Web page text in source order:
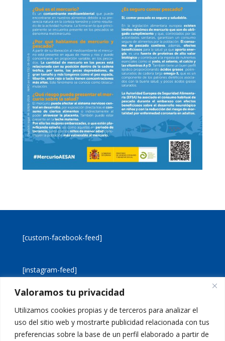
Valoramos tu privacidad
Utilizamos cookies propias y de terceros para analizar el
uso del sitio web y mostrarte publicidad relacionada con tus
preferencias sobre la base de un perfil elaborado a partir de
[custom-facebook-feed]
[instagram-feed]